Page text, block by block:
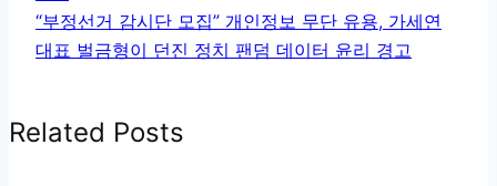
“부정선거 감시단 모집” 개인정보 무단 유용, 가세연
대표 벌금형이 던진 정치 팬덤 데이터 윤리 경고
Related Posts